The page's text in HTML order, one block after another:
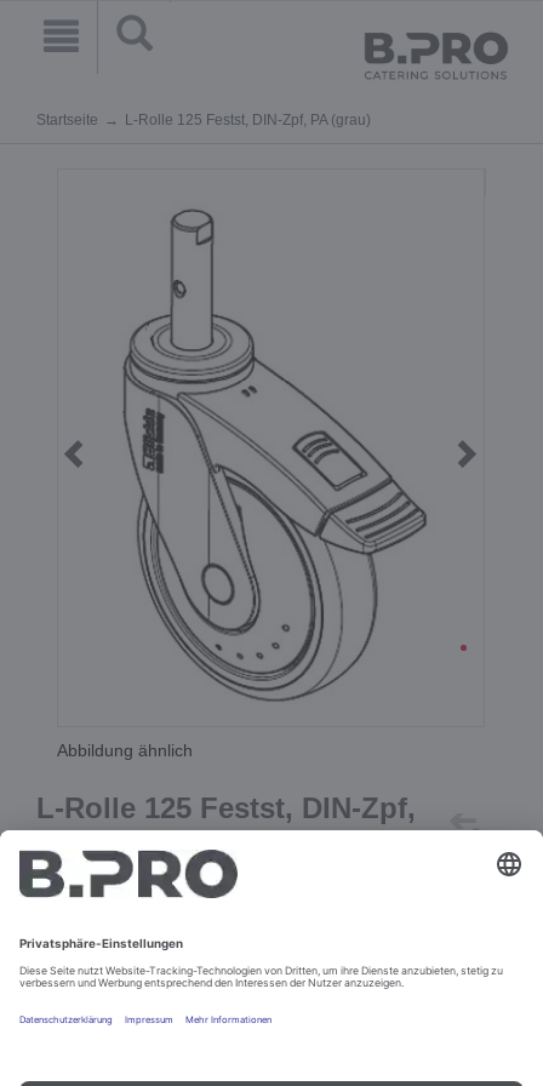
Startseite L-Rolle 125 Festst, DIN-Zpf, PA (grau)
Abbildung ähnlich
L-Rolle 125 Festst, DIN-Zpf,
PA (grau)
Best.-Nr. 386499
In den Warenkorb